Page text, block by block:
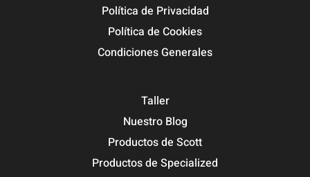
Política de Privacidad
Política de Cookies
Condiciones Generales
Taller
Nuestro Blog
Productos de Scott
Productos de Specialized